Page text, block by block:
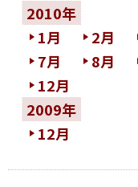
2010年
1月
2月
7月
8月
12月
2009年
12月